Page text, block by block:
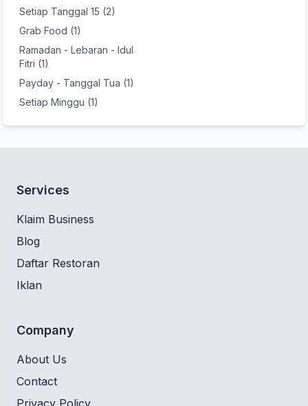
Setiap Tanggal 15 (2)
Grab Food (1)
Ramadan - Lebaran - Idul
Fitri (1)
Payday - Tanggal Tua (1)
Setiap Minggu (1)
Services
Klaim Business
Blog
Daftar Restoran
Iklan
Company
About Us
Contact